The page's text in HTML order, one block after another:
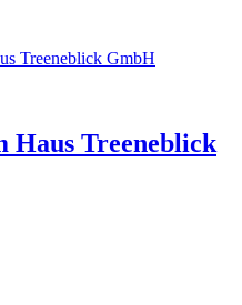
Haus Treeneblick